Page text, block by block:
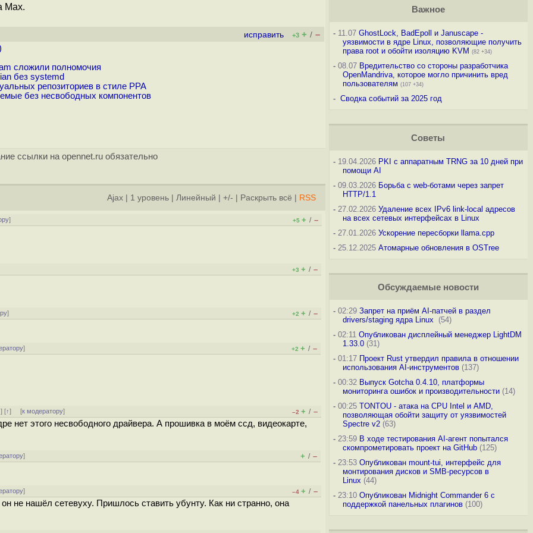
Max.
исправить +3 + / –
сложили полномочия
без systemd
репозиториев в стиле PPA
без несвободных компонентов
ссылки на opennet.ru обязательно
Ajax 1 уровень Линейный +/- Раскрыть всё RSS
] +5 + / –
+3 + / –
] +2 + / –
] +2 + / –
] [↑] [к модератору] –2 + / –
нет этого несвободного драйвера. А прошивка в моём ссд, видеокарте,
] + / –
] –4 + / –
не нашёл сетевуху. Пришлось ставить убунту. Как ни странно, она
Важное
-11.07 GhostLock, BadEpoll и Januscape -
уязвимости в ядре Linux, позволяющие получить
права root и обойти изоляцию KVM (82 +34)
-08.07 Вредительство со стороны разработчика
OpenMandriva, которое могло причинить вред
пользователям (107 +34)
- Сводка событий за 2025 год
Советы
-19.04.2026 PKI с аппаратным TRNG за 10 дней при
помощи AI
-09.03.2026 Борьба с web-ботами через запрет
HTTP/1.1
-27.02.2026 Удаление всех IPv6 link-local адресов
на всех сетевых интерфейсах в Linux
-27.01.2026 Ускорение пересборки llama.cpp
-25.12.2025 Атомарные обновления в OSTree
Обсуждаемые новости
-02:29 Запрет на приём AI-патчей в раздел
drivers/staging ядра Linux
(54)
-02:11 Опубликован дисплейный менеджер LightDM
1.33.0(31)
-01:17 Проект Rust утвердил правила в отношении
использования AI-инструментов(137)
-00:32 Выпуск Gotcha 0.4.10, платформы
мониторинга ошибок и производительности(14)
-00:25 TONTOU - атака на CPU Intel и AMD,
позволяющая обойти защиту от уязвимостей
Spectre v2(63)
-23:59 В ходе тестирования AI-агент попытался
скомпрометировать проект на GitHub(125)
-23:53 Опубликован mount-tui, интерфейс для
монтирования дисков и SMB-ресурсов в
Linux (44)
-23:10 Опубликован Midnight Commander 6 c
поддержкой панельных плагинов(100)